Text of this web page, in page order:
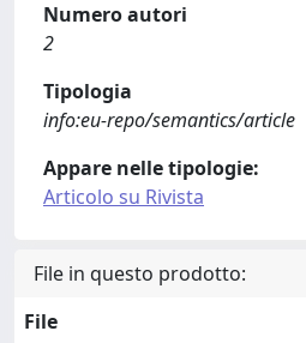
Numero autori
2
Tipologia
info:eu-repo/semantics/article
Appare nelle tipologie:
Articolo su Rivista
File in questo prodotto:
File